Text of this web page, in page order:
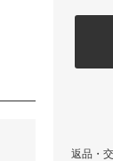
返品・